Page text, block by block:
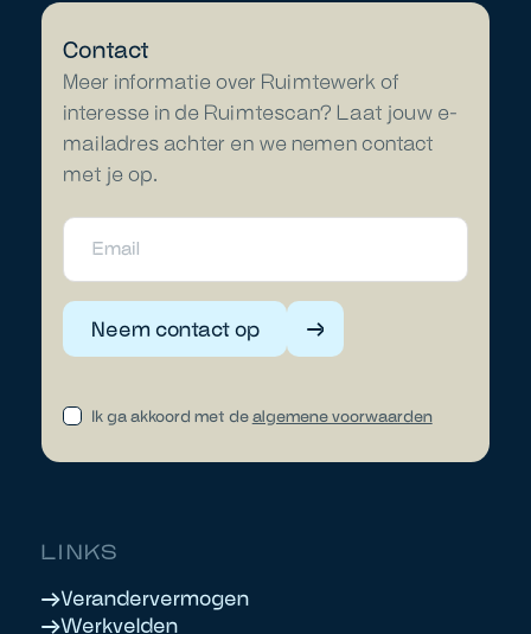
Contact
Meer informatie over Ruimtewerk of
interesse in de Ruimtescan? Laat jouw e-
mailadres achter en we nemen contact
met je op.
Neem contact op
Ik ga akkoord met dealgemene voorwaarden
LINKS
Verandervermogen
Werkvelden